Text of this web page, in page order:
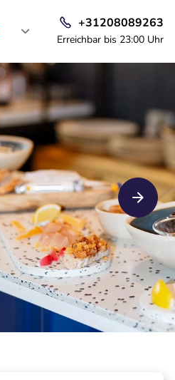
+31208089263
Erreichbar bis 23:00 Uhr